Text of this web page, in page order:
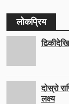
लोकप्रिय
दोस्रो
लक्ष्य